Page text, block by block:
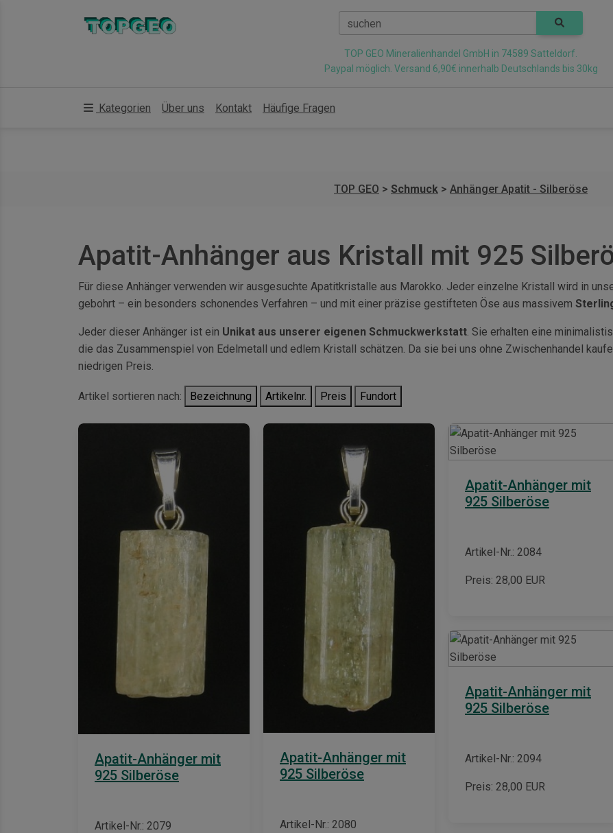
suchen
TOP GEO Mineralienhandel GmbH in 74589 Satteldorf.
Paypal möglich. Versand 6,90€ innerhalb Deutschlands bis 30kg
Kategorien Über uns Kontakt Häufige Fragen
TOP GEO > Schmuck > Anhänger Apatit - Silberöse
Apatit-Anhänger aus Kristall mit 925
Für diese Anhänger verwenden wir ausgesuchte Apatitkristalle aus Marokko. Jeder einzelne Kristall wird in
gebohrt – ein besonders schonendes Verfahren – und mit einer präzise gestifteten Öse aus massivem
Jeder dieser Anhänger ist ein Unikat aus unserer eigenen Schmuckwerkstatt. Sie erhalten eine
die das Zusammenspiel von Edelmetall und edlem Kristall schätzen. Da sie bei uns ohne Zwischenhandel
niedrigen Preis.
Artikel sortieren nach: Bezeichnung Artikelnr. Preis Fundort
Apatit-Anhänger mit
925 Silberöse
Artikel-Nr.: 2079
Apatit-Anhänger mit
925 Silberöse
Artikel-Nr.: 2080
Apatit-Anhänger mit
925 Silberöse
Artikel-Nr.: 2084
Preis: 28,00 EUR
Apatit-Anhänger mit
925 Silberöse
Artikel-Nr.: 2094
Preis: 28,00 EUR